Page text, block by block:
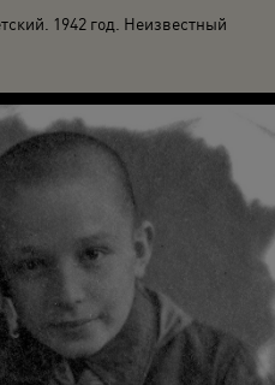
1942 год. Неизвестный